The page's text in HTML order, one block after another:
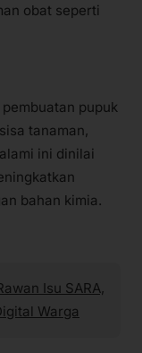
obat seperti
pupuk
tanaman,
ini dinilai
bahan kimia.
Isu SARA,
Warga